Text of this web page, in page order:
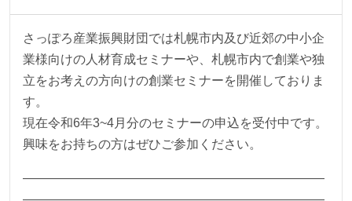
さっぽろ産業振興財団では札幌市内及び近郊の中小企
業様向けの人材育成セミナーや、札幌市内で創業や独
立をお考えの方向けの創業セミナーを開催しておりま
す。
現在令和6年3~4月分のセミナーの申込を受付中です。
興味をお持ちの方はぜひご参加ください。
————————————————————————